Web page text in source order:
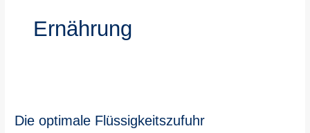
Ernährung
Die optimale Flüssigkeitszufuhr
Flüssigkeitszufuhr